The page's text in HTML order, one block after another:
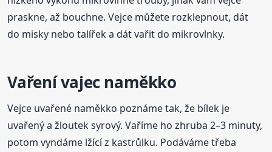
praskne, až bouchne. Vejce můžete rozklepnout, dát
do misky nebo talířek a dát vařit do mikrovlnky.
Vaření vajec naměkko
Vejce uvařené naměkko poznáme tak, že bílek je
uvařený a žloutek syrový. Vaříme ho zhruba 2–3 minuty,
potom vyndáme lžící z kastrůlku. Podáváme třeba